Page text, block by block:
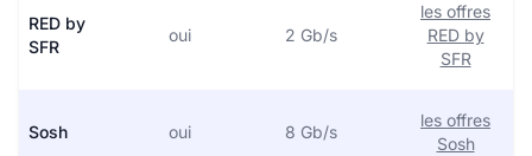
RED by
SFR
oui 2 Gb/s
les offres
RED by
SFR
Sosh oui 8 Gb/s
les offres
Sosh